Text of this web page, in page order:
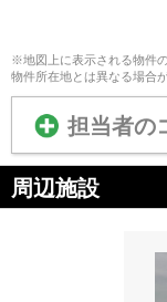
※地図上に表示される物件
物件所在地とは異なる場合
担当者の
周辺施設